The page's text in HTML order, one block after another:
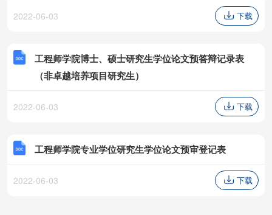
2022-06-03 下载
工程师学院博士、硕士研究生学位论文预答辩记录表
（非卓越培养项目研究生）
2022-06-03 下载
工程师学院专业学位研究生学位论文预审登记表
2022-06-03 下载